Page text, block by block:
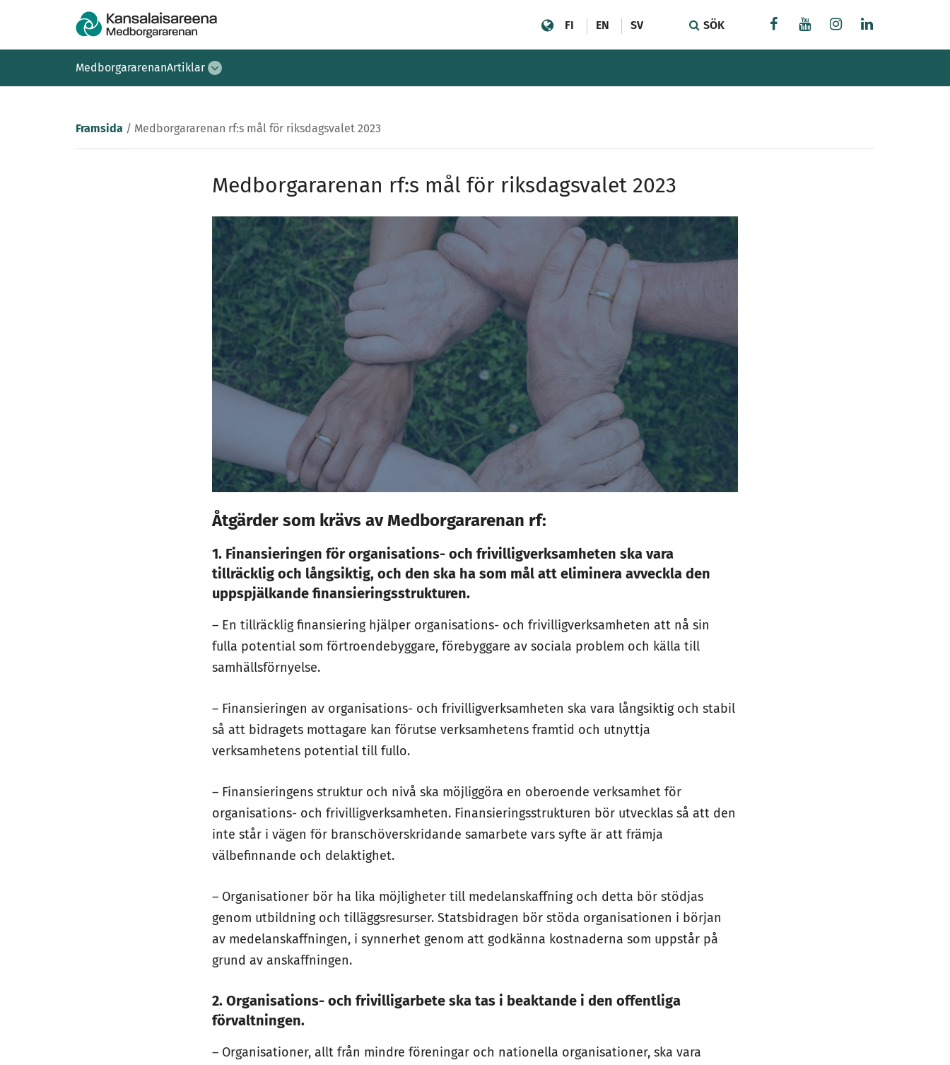
FI EN SV SÖK
MedborgararenanArtiklar
Framsida / Medborgararenan rf:s mål för riksdagsvalet 2023
Medborgararenan rf:s mål för riksdagsvalet 2023
Åtgärder som krävs av Medborgararenan rf:
1. Finansieringen för organisations- och frivilligverksamheten ska vara
tillräcklig och långsiktig, och den ska ha som mål att eliminera avveckla den
uppspjälkande finansieringsstrukturen.
– En tillräcklig finansiering hjälper organisations- och frivilligverksamheten att nå sin
fulla potential som förtroendebyggare, förebyggare av sociala problem och källa till
samhällsförnyelse.
– Finansieringen av organisations- och frivilligverksamheten ska vara långsiktig och stabil
så att bidragets mottagare kan förutse verksamhetens framtid och utnyttja
verksamhetens potential till fullo.
– Finansieringens struktur och nivå ska möjliggöra en oberoende verksamhet för
organisations- och frivilligverksamheten. Finansieringsstrukturen bör utvecklas så att den
inte står i vägen för branschöverskridande samarbete vars syfte är att främja
välbefinnande och delaktighet.
– Organisationer bör ha lika möjligheter till medelanskaffning och detta bör stödjas
genom utbildning och tilläggsresurser. Statsbidragen bör stöda organisationen i början
av medelanskaffningen, i synnerhet genom att godkänna kostnaderna som uppstår på
grund av anskaffningen.
2. Organisations- och frivilligarbete ska tas i beaktande i den offentliga
förvaltningen.
– Organisationer, allt från mindre föreningar och nationella organisationer, ska vara